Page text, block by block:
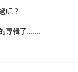
呢？
專輯了.......